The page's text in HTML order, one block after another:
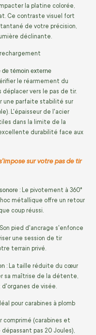
la platine colorée,
Ce contraste visuel fort
de votre précision,
déclinante.
de témoin externe
le réarmement du
déplacer vers le pas de tir.
une parfaite stabilité sur
L'épaisseur de l'acier
dans la limite de la
durabilité face aux
sur votre pas de tir
: Le pivotement à 360°
métallique offre un retour
coup réussi.
Son pied d'ancrage s'enfonce
une session de tir
terrain privé.
: La taille réduite du cœur
sa maîtrise de la détente,
de visée.
pour carabines à plomb
comprimé (carabines et
pas 20 Joules),